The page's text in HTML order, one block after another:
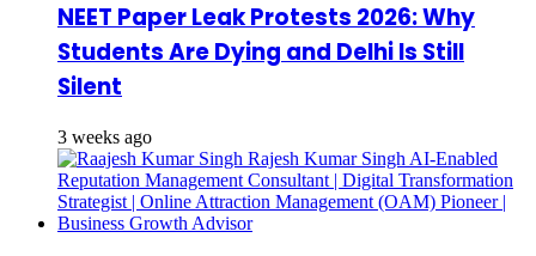
NEET Paper Leak Protests 2026: Why
Students Are Dying and Delhi Is Still
Silent
3 weeks ago